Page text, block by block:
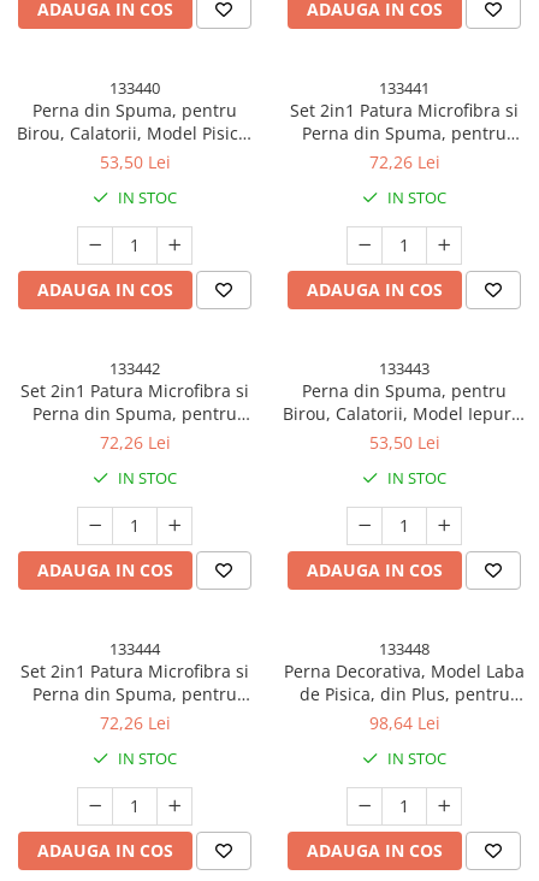
ADAUGA IN COS ADAUGA IN COS
133440
Perna din Spuma, pentru
Birou, Calatorii, Model Pisica,
Lavabila, Umplutura de
de 8, 30x35x30 cm, Gri
53,50 Lei
IN STOC
ADAUGA IN COS
133441
Set 2in1 Patura Microfibra si
Perna din Spuma, pentru
Birou, Calatorii, Pauze, Model
30x35x30 cm, Maro
72,26 Lei
IN STOC
ADAUGA IN COS
133442
Set 2in1 Patura Microfibra si
Perna din Spuma, pentru
Birou, Calatorii, Pauze, Model
30x35x30 cm, Verde
72,26 Lei
IN STOC
ADAUGA IN COS
133443
Perna din Spuma, pentru
Birou, Calatorii, Model Iepure,
Lavabila, Umplutura de
de 8, 30x35x30 cm, Roz
53,50 Lei
IN STOC
ADAUGA IN COS
133444
Set 2in1 Patura Microfibra si
Perna din Spuma, pentru
Birou, Calatorii, Pauze, Model
30x35x30 cm, Albastru
72,26 Lei
IN STOC
ADAUGA IN COS
133448
Perna Decorativa, Model Laba
de Pisica, din Plus, pentru
Scaun/Canapea/Podea, 80 x
98,64 Lei
IN STOC
ADAUGA IN COS